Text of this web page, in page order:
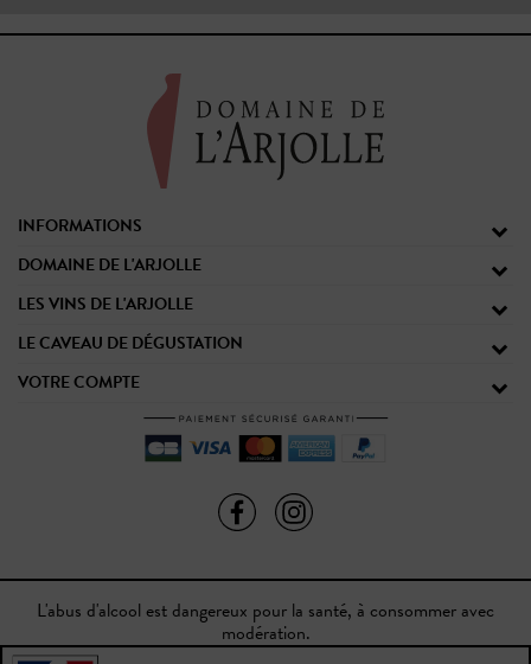
INFORMATIONS
DOMAINE DE L'ARJOLLE
LES VINS DE L'ARJOLLE
LE CAVEAU DE DÉGUSTATION
VOTRE COMPTE
L'abus d'alcool est dangereux pour la santé, à consommer avec
modération.